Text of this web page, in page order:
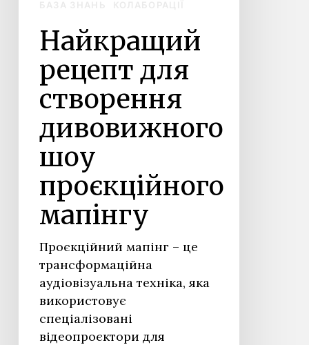
Найкращий
рецепт для
створення
дивовижного
шоу
проєкційного
мапінгу
Проєкційний мапінг – це
трансформаційна
аудіовізуальна техніка, яка
використовує
спеціалізовані
відеопроєктори для